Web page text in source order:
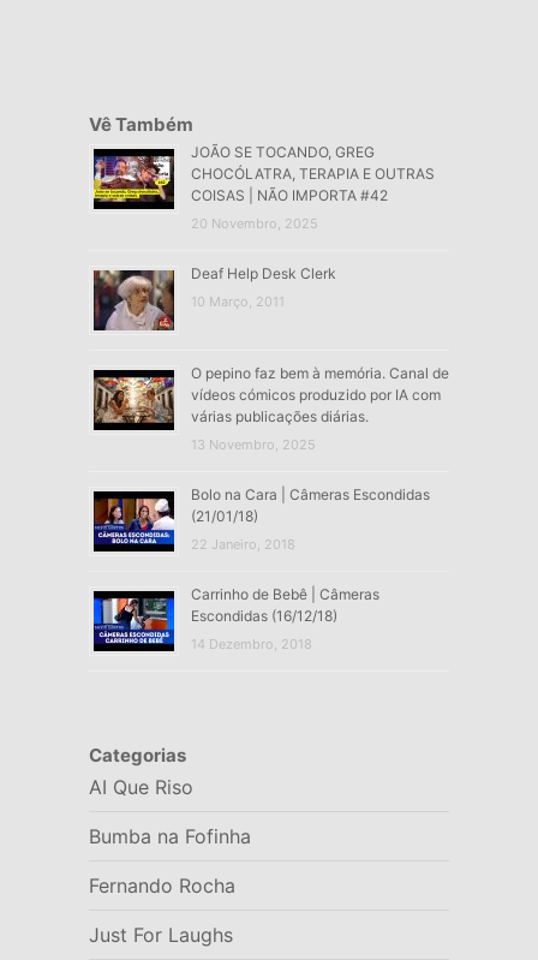
Vê Também
JOÃO SE TOCANDO, GREG
CHOCÓLATRA, TERAPIA E OUTRAS
COISAS | NÃO IMPORTA #42
20 Novembro, 2025
Deaf Help Desk Clerk
10 Março, 2011
O pepino faz bem à memória. Canal de
vídeos cómicos produzido por IA com
várias publicações diárias.
13 Novembro, 2025
Bolo na Cara | Câmeras Escondidas
(21/01/18)
22 Janeiro, 2018
Carrinho de Bebê | Câmeras
Escondidas (16/12/18)
14 Dezembro, 2018
Categorias
AI Que Riso
Bumba na Fofinha
Fernando Rocha
Just For Laughs